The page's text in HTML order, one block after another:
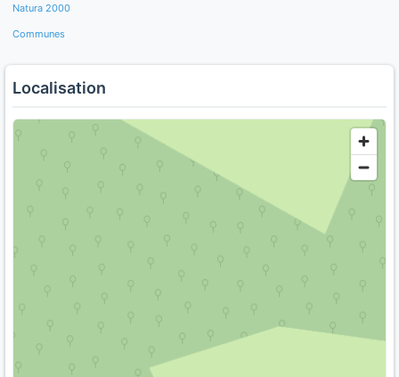
Natura 2000
Communes
Localisation